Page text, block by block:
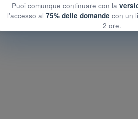
Puoi comunque continuare con la
l'accesso al 75% delle domande con un
2 ore.